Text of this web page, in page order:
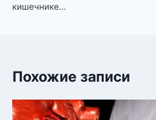
кишечнике…
Похожие записи